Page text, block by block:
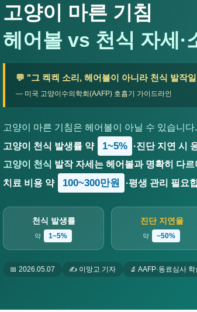
고양이 마른 기침
헤어볼 vs 천식 자세·
💬 "그 켁켁 소리, 헤어볼이 아니라 천식 발작
— 미국 고양이수의학회(AAFP) 호흡기 가이드라인
고양이 마른 기침은 헤어볼이 아닐 수 있습니다.
고양이 천식 발생률 약
1~5%
·진단 지연 시
고양이 천식 발작 자세는 헤어볼과 명확히 다르
치료 비용 약
100~300만원 ·평생 관리 필요
천식 발생률
약 1~5%
진단 지연율
약 ~50%
📅 2026.05.07 ✍️ 이망고 기자 🔬 AAFP·동료심사 학